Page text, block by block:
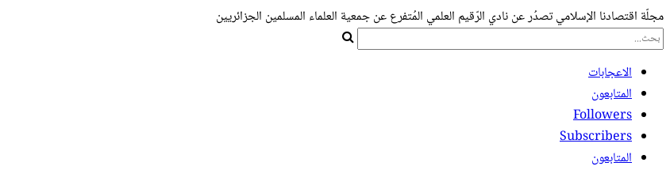
مجلّة اقتصادنا الإسلامي تصدُر عن نادي الرّقيم العلمي المُتفرع عن جمعية العلماء المسلمين الجزائريين
الاعجابات
المتابعون
Followers
Subscribers
المتابعون